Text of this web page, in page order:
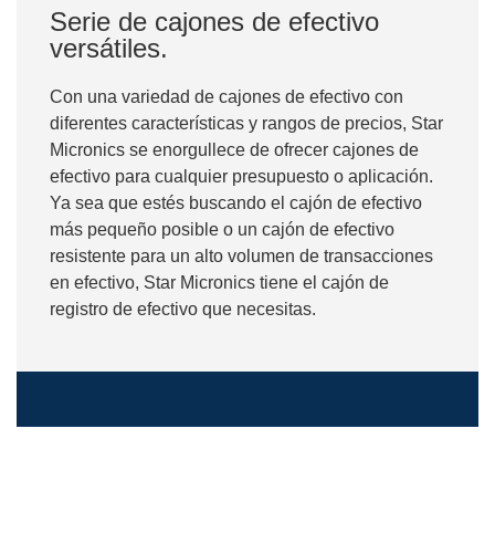
Serie de cajones de efectivo
versátiles.
Con una variedad de cajones de efectivo con
diferentes características y rangos de precios, Star
Micronics se enorgullece de ofrecer cajones de
efectivo para cualquier presupuesto o aplicación.
Ya sea que estés buscando el cajón de efectivo
más pequeño posible o un cajón de efectivo
resistente para un alto volumen de transacciones
en efectivo, Star Micronics tiene el cajón de
registro de efectivo que necesitas.